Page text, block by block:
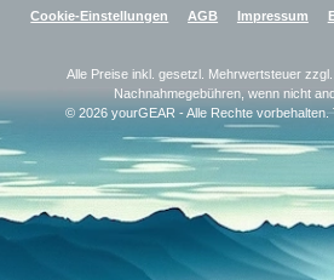
Cookie-Einstellungen AGB Impressum
Alle Preise inkl. gesetzl. Mehrwertsteuer zzgl.
Nachnahmegebühren, wenn nicht
© 2026 yourGEAR - Alle Rechte vorbehalten.